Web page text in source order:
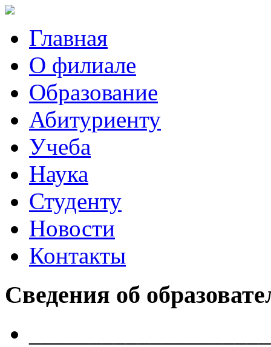
Главная
О филиале
Образование
Абитуриенту
Учеба
Наука
Студенту
Новости
Контакты
Сведения об